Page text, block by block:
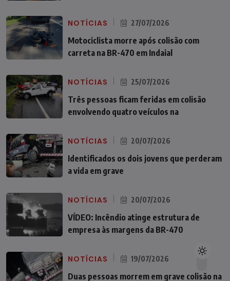
NOTÍCIAS 27/07/2026
Motociclista morre após colisão com
carreta na BR-470 em Indaial
NOTÍCIAS 25/07/2026
Três pessoas ficam feridas em colisão
envolvendo quatro veículos na
NOTÍCIAS 20/07/2026
Identificados os dois jovens que perderam
a vida em grave
NOTÍCIAS 20/07/2026
VÍDEO: Incêndio atinge estrutura de
empresa às margens da BR-470
NOTÍCIAS 19/07/2026
Duas pessoas morrem em grave colisão na